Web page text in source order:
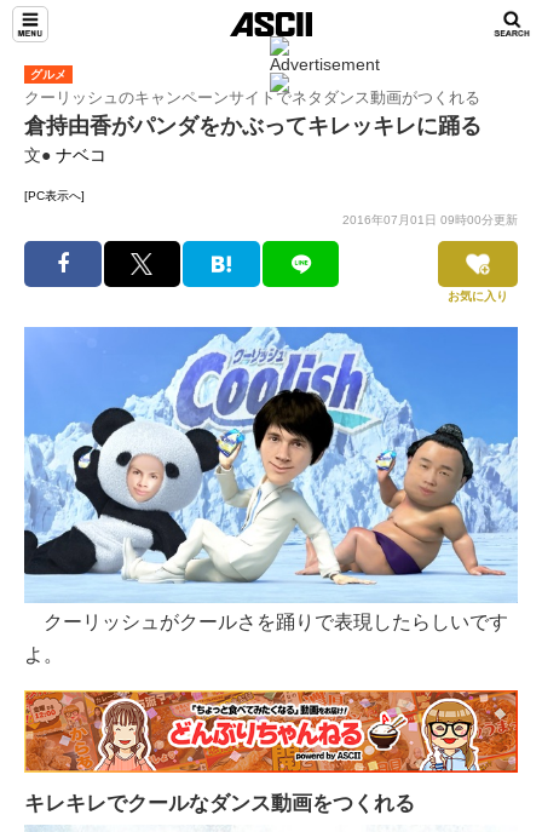
グルメ
クーリッシュのキャンペーンサイトでネタダンス動画がつくれる
倉持由香がパンダをかぶってキレッキレに踊る
文● ナベコ
[PC表示へ]
2016年07月01日 09時00分更新
お気に入り
クーリッシュがクールさを踊りで表現したらしいです
よ。
キレキレでクールなダンス動画をつくれる